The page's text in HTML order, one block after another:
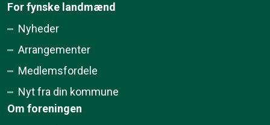
For fynske landmænd
Nyheder
Arrangementer
Medlemsfordele
Nyt fra din kommune
Om foreningen